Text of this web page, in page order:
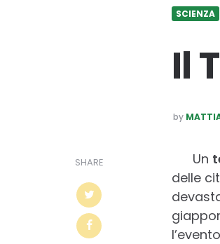
SCIENZA
Il
POSTED
BY
by
SHARE Un
delle